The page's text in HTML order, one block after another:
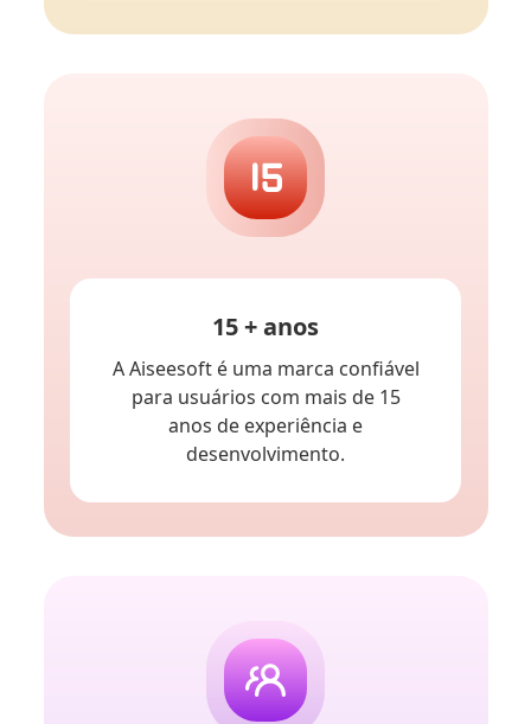
15 + anos
A Aiseesoft é uma marca confiável
para usuários com mais de 15
anos de experiência e
desenvolvimento.